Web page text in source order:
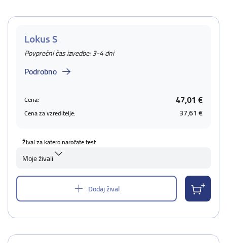
Lokus S
Povprečni čas izvedbe: 3-4 dni
Podrobno
Cena: 47,01 €
Cena za vzreditelje: 37,61 €
Žival za katero naročate test
Moje živali
Dodaj žival